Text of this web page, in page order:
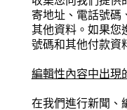
寄地址、電話號碼
其他資料。如果您
號碼和其他付款資
編輯性內容中出現
在我們進行新聞、